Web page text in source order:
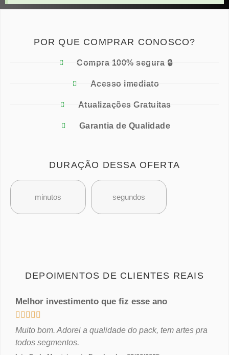
POR QUE COMPRAR CONOSCO?
Compra 100% segura 🔒
Acesso imediato
Atualizações Gratuitas
Garantia de Qualidade
DURAÇÃO DESSA OFERTA
minutos segundos
DEPOIMENTOS DE CLIENTES REAIS
Melhor investimento que fiz esse ano
    
Muito bom. Adorei a qualidade do pack, tem artes pra
todos segmentos.